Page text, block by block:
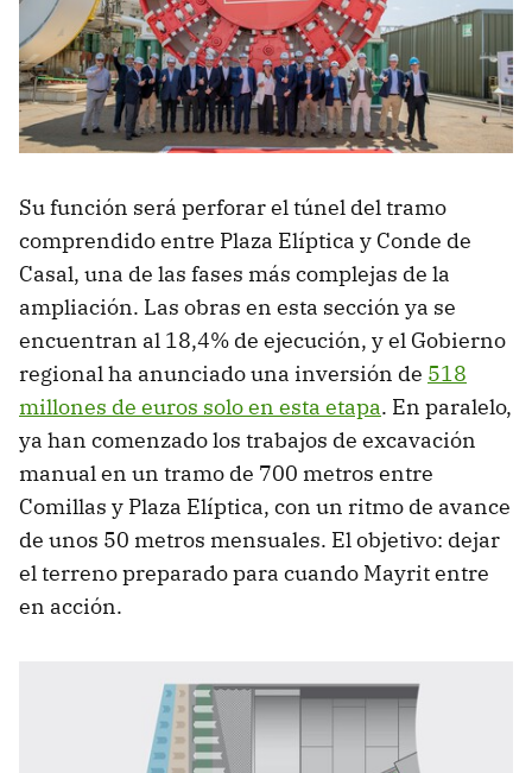
Su función será perforar el túnel del tramo
comprendido entre Plaza Elíptica y Conde de
Casal, una de las fases más complejas de la
ampliación. Las obras en esta sección ya se
encuentran al 18,4% de ejecución, y el Gobierno
regional ha anunciado una inversión de 518
millones de euros solo en esta etapa. En paralelo,
ya han comenzado los trabajos de excavación
manual en un tramo de 700 metros entre
Comillas y Plaza Elíptica, con un ritmo de avance
de unos 50 metros mensuales. El objetivo: dejar
el terreno preparado para cuando Mayrit entre
en acción.